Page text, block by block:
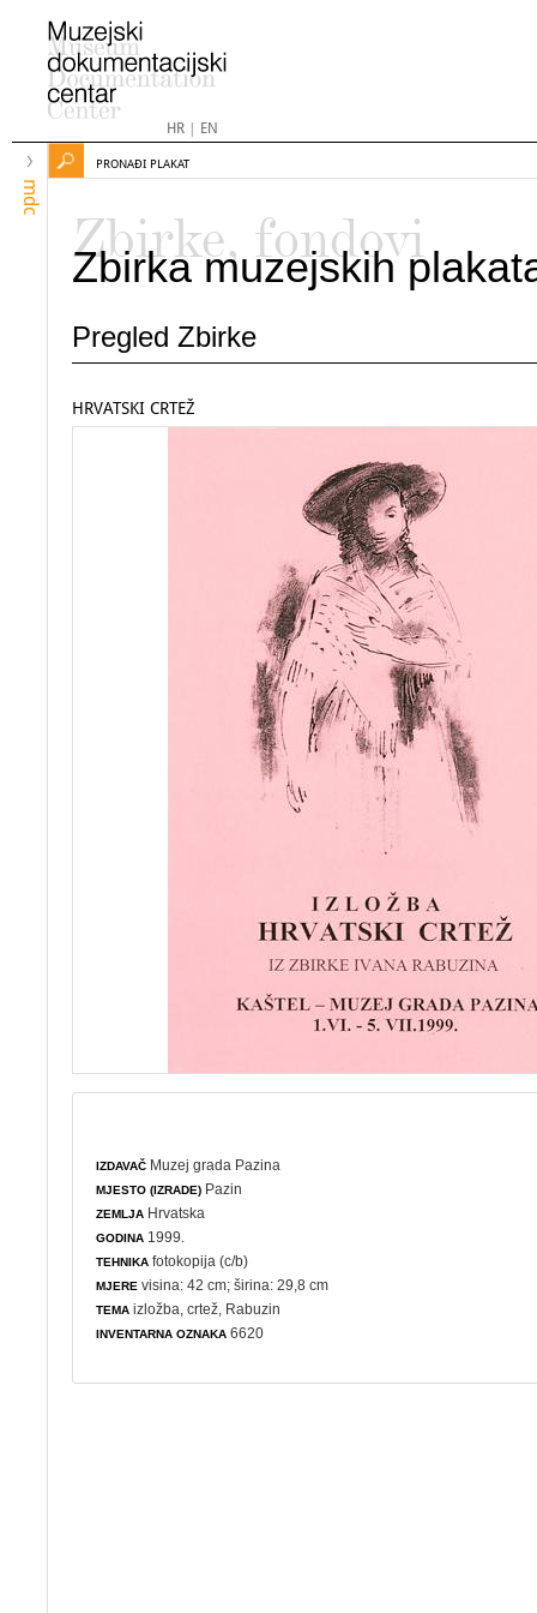
HR| EN
mdc
PRONAĐI PLAKAT
Zbirke, fondovi
Zbirka muzejskih
Pregled Zbirke
HRVATSKI CRTEŽ
IZDAVAČ Muzej grada Pazina
MJESTO (IZRADE) Pazin
ZEMLJA Hrvatska
GODINA 1999.
TEHNIKA fotokopija (c/b)
MJERE visina: 42 cm; širina: 29,8 cm
TEMA izložba ,crtež , Rabuzin
INVENTARNA OZNAKA 6620